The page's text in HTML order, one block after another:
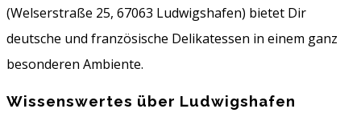
(Welserstraße 25, 67063 Ludwigshafen) bietet Dir
deutsche und französische Delikatessen in einem ganz
besonderen Ambiente.
Wissenswertes über Ludwigshafen